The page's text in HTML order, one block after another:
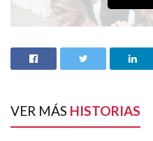
VER MÁS HISTORIAS